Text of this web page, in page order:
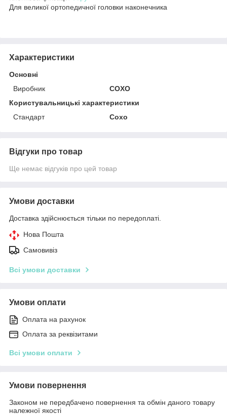
Для великої ортопедичної головки наконечника
Характеристики
Основні
Виробник
COXO
Користувальницькі характеристики
Стандарт
Сохо
Відгуки про товар
Ще немає відгуків про цей товар
Умови доставки
Доставка здійснюється тільки по передоплаті.
Нова Пошта
Самовивіз
Всі умови доставки
Умови оплати
Оплата на рахунок
Оплата за реквізитами
Всі умови оплати
Умови повернення
Законом не передбачено повернення та обмін даного товару
належної якості